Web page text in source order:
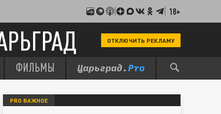
18+
ОТКЛЮЧИТЬ РЕКЛАМУ
ФИЛЬМЫ
PRO ВАЖНОЕ